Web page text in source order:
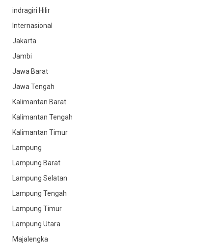
indragiri Hilir
Internasional
Jakarta
Jambi
Jawa Barat
Jawa Tengah
Kalimantan Barat
Kalimantan Tengah
Kalimantan Timur
Lampung
Lampung Barat
Lampung Selatan
Lampung Tengah
Lampung Timur
Lampung Utara
Majalengka